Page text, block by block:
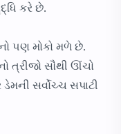
કરે છે.
૫ણ મોકો મળે છે.
ત્રીજો સૌથી ઊંચો
સર્વોચ્ચ સપાટી